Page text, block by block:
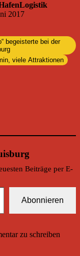
2017
begeisterte bei der
viele Attraktionen
Beiträge per E-
Abonnieren
zu schreiben